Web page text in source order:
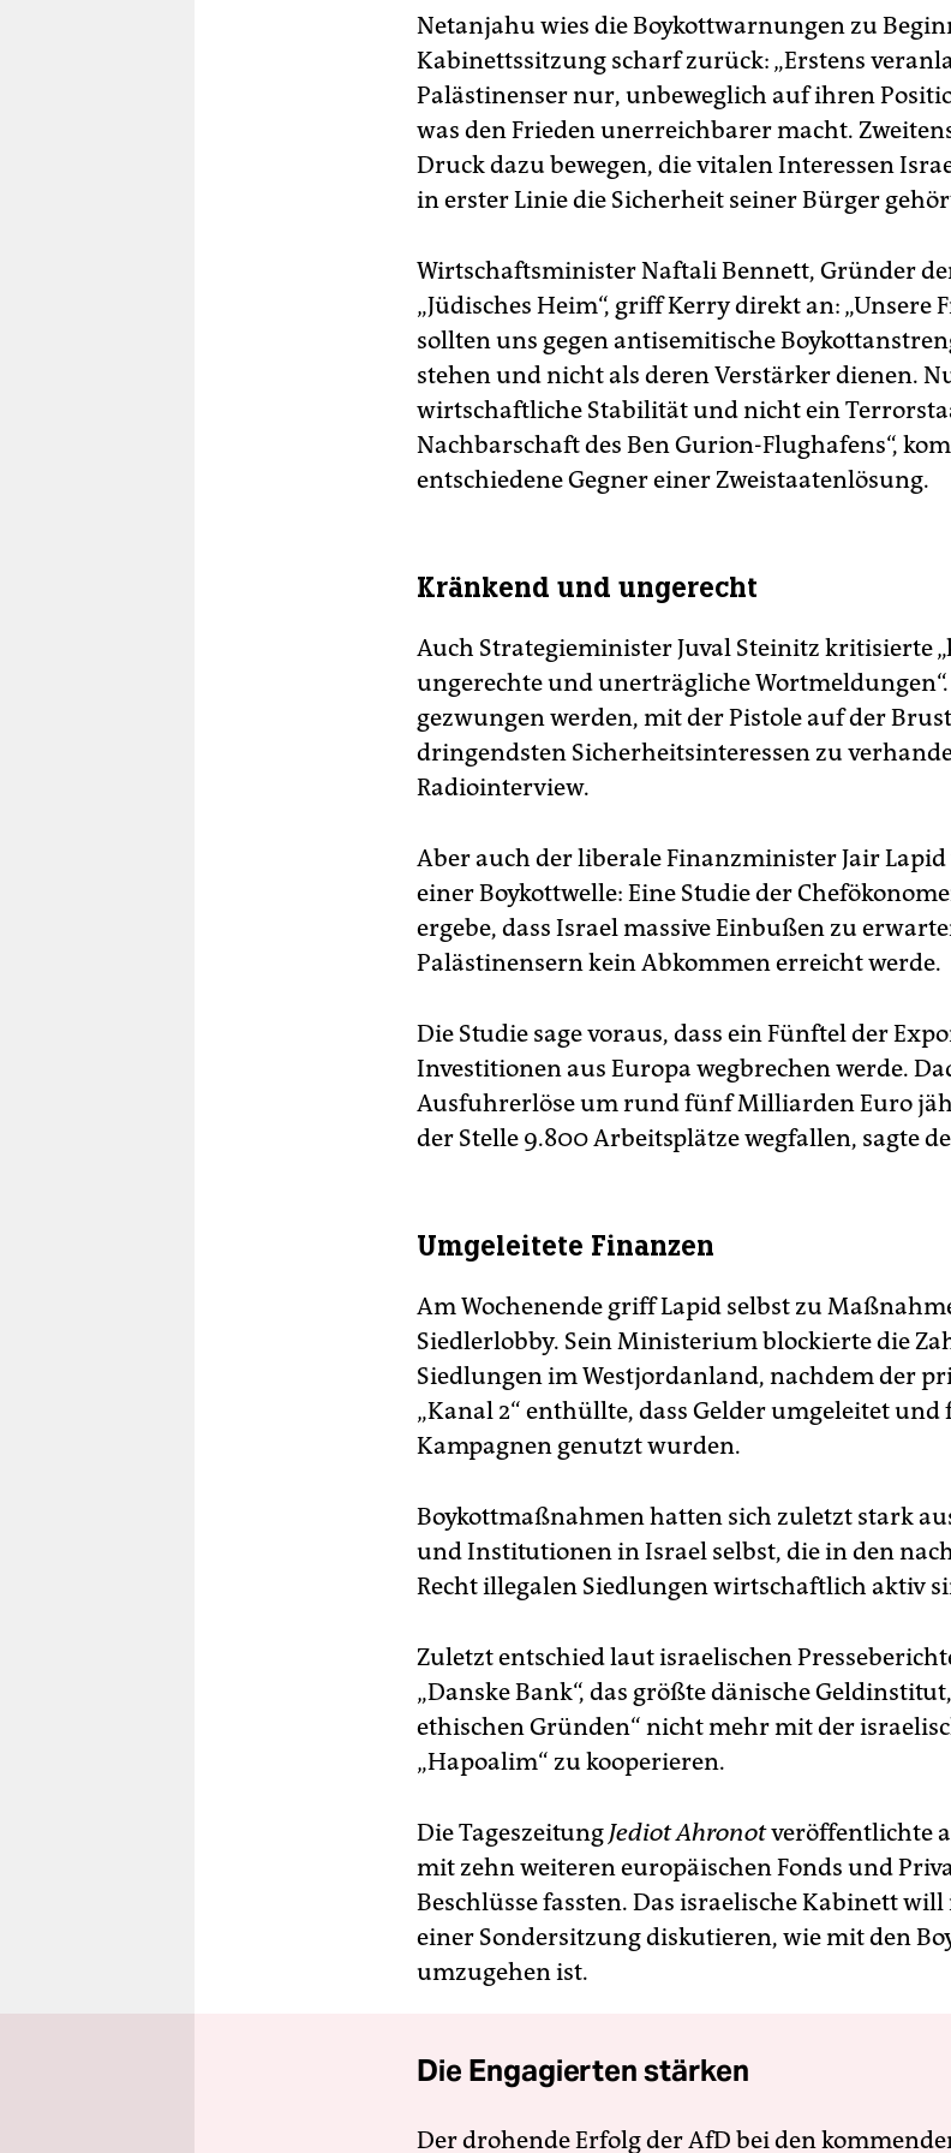
Netanjahu wies die Boykottwarnungen zu
Kabinettssitzung scharf zurück: „Erstens
Palästinenser nur, unbeweglich auf ihren
was den Frieden unerreichbarer macht.
Druck dazu bewegen, die vitalen Interessen
in erster Linie die Sicherheit seiner Bürger
Wirtschaftsminister Naftali Bennett, Gründer
„Jüdisches Heim“, griff Kerry direkt an: „Unsere
sollten uns gegen antisemitische
stehen und nicht als deren Verstärker dienen.
wirtschaftliche Stabilität und nicht ein
Nachbarschaft des Ben Gurion-Flughafens“,
entschiedene Gegner einer Zweistaatenlösung.
Kränkend und ungerecht
Auch Strategieminister Juval Steinitz kritisierte
ungerechte und unerträgliche
gezwungen werden, mit der Pistole auf der
dringendsten Sicherheitsinteressen zu
Radiointerview.
Aber auch der liberale Finanzminister Jair
einer Boykottwelle: Eine Studie der
ergebe, dass Israel massive Einbußen zu
Palästinensern kein Abkommen erreicht werde.
Die Studie sage voraus, dass ein Fünftel der
Investitionen aus Europa wegbrechen werde.
Ausfuhrerlöse um rund fünf Milliarden Euro
der Stelle 9.800 Arbeitsplätze wegfallen, sagte
Umgeleitete Finanzen
Am Wochenende griff Lapid selbst zu
Siedlerlobby. Sein Ministerium blockierte die
Siedlungen im Westjordanland, nachdem der
„Kanal 2“ enthüllte, dass Gelder umgeleitet
Kampagnen genutzt wurden.
Boykottmaßnahmen hatten sich zuletzt stark
und Institutionen in Israel selbst, die in den
Recht illegalen Siedlungen wirtschaftlich aktiv
Zuletzt entschied laut israelischen
„Danske Bank“, das größte dänische
ethischen Gründen“ nicht mehr mit der
„Hapoalim“ zu kooperieren.
Die Tageszeitung Jediot Ahronotveröffentlichte
mit zehn weiteren europäischen Fonds und
Beschlüsse fassten. Das israelische Kabinett will
einer Sondersitzung diskutieren, wie mit den
umzugehen ist.
Die Engagierten stärken
Der drohende Erfolg der AfD bei den